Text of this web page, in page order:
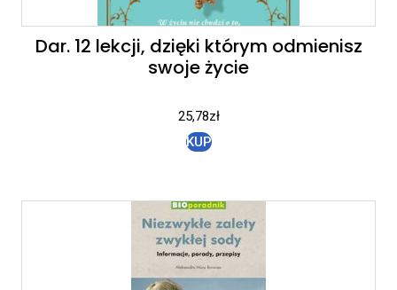
Dar. 12 lekcji, dzięki którym odmienisz
swoje życie
25,78zł
KUP